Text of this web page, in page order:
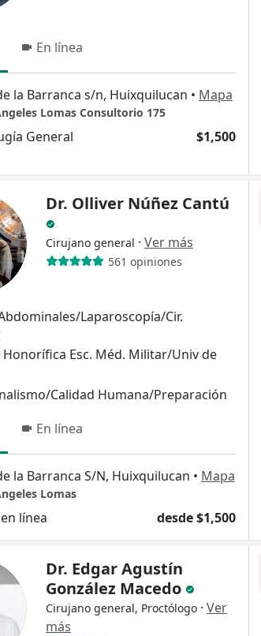
En línea
la Barranca s/n, Huixquilucan • Mapa
Lomas Consultorio 175
General $1,500
Dr. Olliver Núñez Cantú
Cirujano general · Ver más
561 opiniones
Laparoscopía/Cir.
Esc. Méd. Militar/Univ de
Calidad Humana/Preparación
En línea
la Barranca S/N, Huixquilucan • Mapa
Lomas
línea desde $1,500
Dr. Edgar Agustín
González Macedo
Cirujano general, Proctólogo · Ver
más